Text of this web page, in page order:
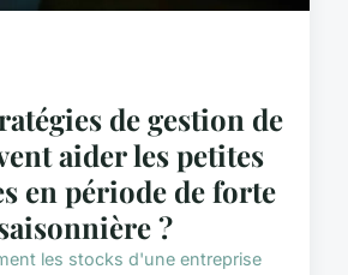
de gestion de
aider les petites
en période de forte
?
les stocks d'une entreprise